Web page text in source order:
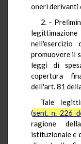
oneri derivanti
2. -
promuovere il
leggi di
copertura
dell'art. 81
Tale
(sent. n. 226
ragione
istituzionale e